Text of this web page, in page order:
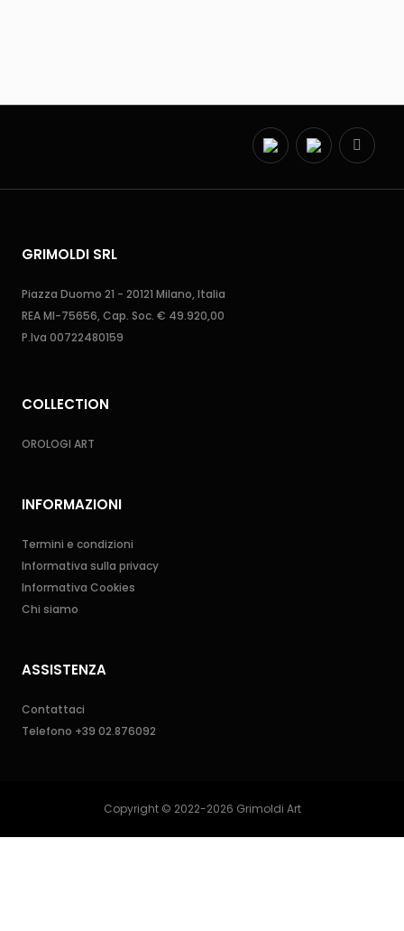
GRIMOLDI SRL
Piazza Duomo 21 - 20121 Milano, Italia
REA MI-75656, Cap. Soc. € 49.920,00
P.Iva 00722480159
COLLECTION
OROLOGI ART
INFORMAZIONI
Termini e condizioni
Informativa sulla privacy
Informativa Cookies
Chi siamo
ASSISTENZA
Contattaci
Telefono +39 02.876092
Copyright © 2022-2026 Grimoldi Art